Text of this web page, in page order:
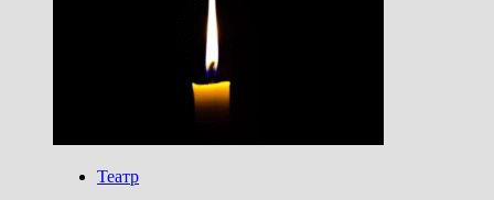
Театр